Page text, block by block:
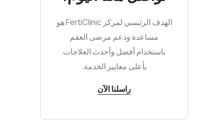
الهدف الرئيسي لمركز FertiClinic هو
مساعدة ودعم مرضى العقم
باستخدام أفضل وأحدث العلاجات
بأعلى معايير الخدمة.
راسلنا الآن